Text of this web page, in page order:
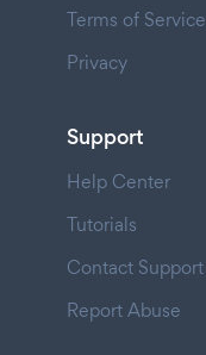
Terms of Service
Privacy
Support
Help Center
Tutorials
Contact Support
Report Abuse